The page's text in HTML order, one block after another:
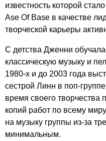
известность которой
Ase Of Base в качестве
творческой карьеры
С детства Дженни
классическую музыку и
1980-х и до 2003 года
сестрой Линн в поп-группе
время своего
копий работ по всему
на музыку группы из-за
минимальным.